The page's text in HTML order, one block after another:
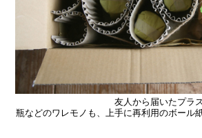
友人から届いたプラ
瓶などのワレモノも、上手に再利用のボール